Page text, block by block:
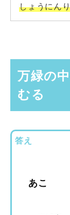
しょうにん
万緑の
むる
答え
あこ